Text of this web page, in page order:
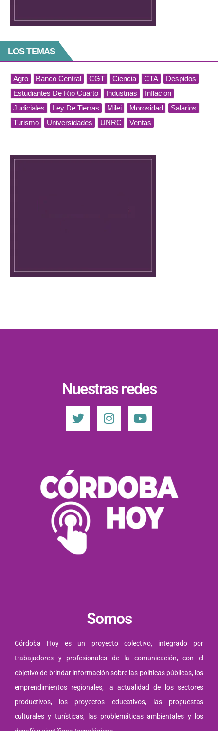
LOS TEMAS
Agro Banco Central CGT Ciencia CTA
Despidos
Estudiantes De Río Cuarto
Industrias
Inflación
Judiciales
Ley De Tierras Milei Morosidad
Salarios
Turismo
Universidades UNRC Ventas
Nuestras redes
Somos
Córdoba Hoy es un proyecto colectivo, integrado por
trabajadores y profesionales de la comunicación, con el
objetivo de brindar información sobre las políticas públicas, los
emprendimientos regionales, la actualidad de los sectores
productivos, los proyectos educativos, las propuestas
culturales y turísticas, las problemáticas ambientales y los